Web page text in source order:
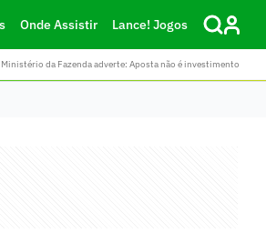
Onde Assistir Lance! Jogos
da Fazenda adverte: Aposta não é investimento